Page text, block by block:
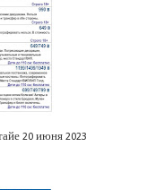
20 июня 2023